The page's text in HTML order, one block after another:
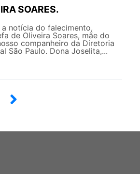
SOARES.
notícia do falecimento,
de Oliveira Soares, mãe do
companheiro da Diretoria
São Paulo. Dona Joselita,...